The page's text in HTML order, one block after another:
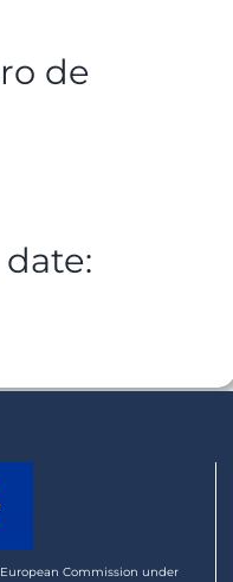
de
Commission under